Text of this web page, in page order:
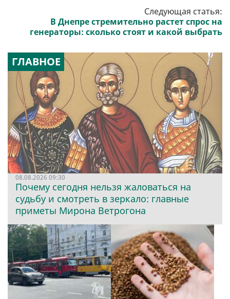
Следующая статья:
В Днепре стремительно растет спрос на
генераторы: сколько стоят и какой выбрать
ГЛАВНОЕ
08.08.2026 09:30
Почему сегодня нельзя жаловаться на
судьбу и смотреть в зеркало: главные
приметы Мирона Ветрогона